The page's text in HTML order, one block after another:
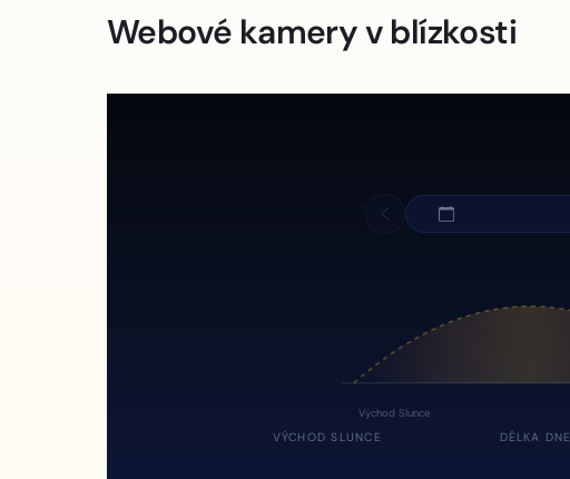
Webové kamery v blízkosti
Východ Slunce
VÝCHOD SLUNCE DÉLKA DNE